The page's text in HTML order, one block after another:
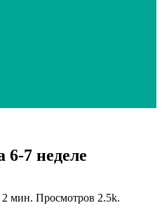
7 неделе
2 мин. Просмотров 2.5k.